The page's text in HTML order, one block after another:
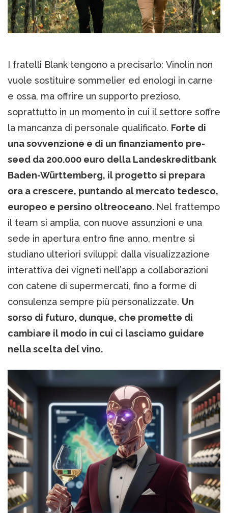
I fratelli Blank tengono a precisarlo: Vinolin non
vuole sostituire sommelier ed enologi in carne
e ossa, ma offrire un supporto prezioso,
soprattutto in un momento in cui il settore soffre
la mancanza di personale qualificato. Forte di
una sovvenzione e di un finanziamento pre-
seed da 200.000 euro della Landeskreditbank
Baden-Württemberg, il progetto si prepara
ora a crescere, puntando al mercato tedesco,
europeo e persino oltreoceano. Nel frattempo
il team si amplia, con nuove assunzioni e una
sede in apertura entro fine anno, mentre si
studiano ulteriori sviluppi: dalla visualizzazione
interattiva dei vigneti nell’app a collaborazioni
con catene di supermercati, fino a forme di
consulenza sempre più personalizzate. Un
sorso di futuro, dunque, che promette di
cambiare il modo in cui ci lasciamo guidare
nella scelta del vino.